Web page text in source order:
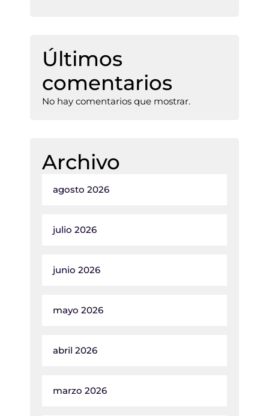
Últimos
comentarios
No hay comentarios que mostrar.
Archivo
agosto 2026
julio 2026
junio 2026
mayo 2026
abril 2026
marzo 2026